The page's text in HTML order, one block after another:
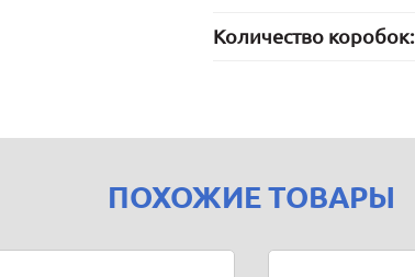
Количество коробок:
ПОХОЖИЕ ТОВАРЫ